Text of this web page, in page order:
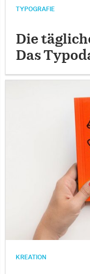
TYPOGRAFIE
Die
Das
KREATION